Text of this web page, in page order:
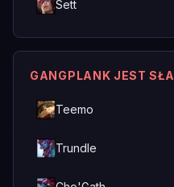
Sett
GANGPLANK JEST
Teemo
Trundle